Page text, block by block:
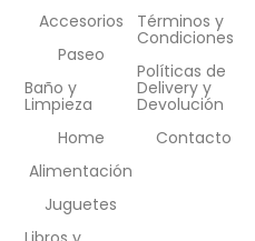
Accesorios
Paseo
Baño y
Limpieza
Home
Alimentación
Juguetes
Términos y
Condiciones
Políticas de
Delivery y
Devolución
Contacto